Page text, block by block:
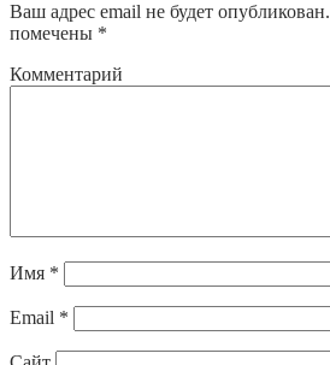
Ваш адрес email не будет опубликован.
помечены *
Комментарий
Имя *
Email *